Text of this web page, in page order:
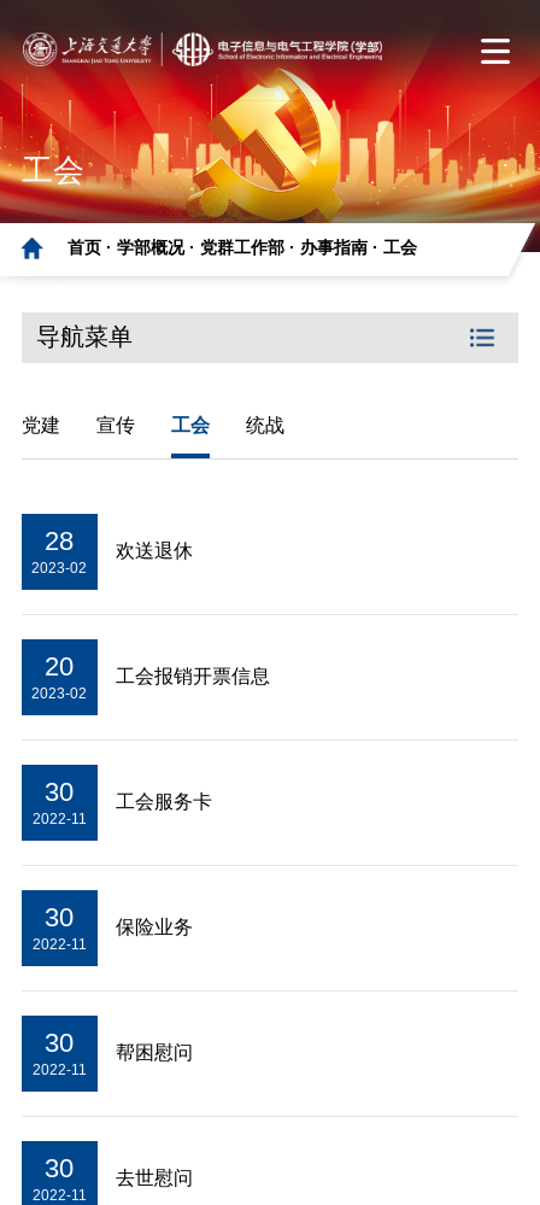
工会
首页 · 学部概况 · 党群工作部 · 办事指南 · 工会
导航菜单
党建 宣传 工会 统战
28
2023-02
欢送退休
20
2023-02
工会报销开票信息
30
2022-11
工会服务卡
30
2022-11
保险业务
30
2022-11
帮困慰问
30
2022-11
去世慰问